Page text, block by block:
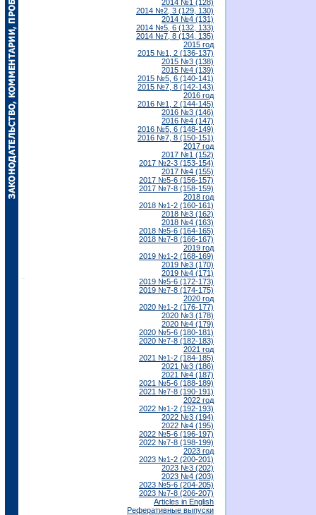
2014 №1 (128)
2014 №2, 3 (129, 130)
2014 №4 (131)
2014 №5, 6 (132, 133)
2014 №7, 8 (134, 135)
2015 год
2015 №1, 2 (136-137)
2015 №3 (138)
2015 №4 (139)
2015 №5, 6 (140-141)
2015 №7, 8 (142-143)
2016 год
2016 №1, 2 (144-145)
2016 №3 (146)
2016 №4 (147)
2016 №5, 6 (148-149)
2016 №7, 8 (150-151)
2017 год
2017 №1 (152)
2017 №2-3 (153-154)
2017 №4 (155)
2017 №5-6 (156-157)
2017 №7-8 (158-159)
2018 год
2018 №1-2 (160-161)
2018 №3 (162)
2018 №4 (163)
2018 №5-6 (164-165)
2018 №7-8 (166-167)
2019 год
2019 №1-2 (168-169)
2019 №3 (170)
2019 №4 (171)
2019 №5-6 (172-173)
2019 №7-8 (174-175)
2020 год
2020 №1-2 (176-177)
2020 №3 (178)
2020 №4 (179)
2020 №5-6 (180-181)
2020 №7-8 (182-183)
2021 год
2021 №1-2 (184-185)
2021 №3 (186)
2021 №4 (187)
2021 №5-6 (188-189)
2021 №7-8 (190-191)
2022 год
2022 №1-2 (192-193)
2022 №3 (194)
2022 №4 (195)
2022 №5-6 (196-197)
2022 №7-8 (198-199)
2023 год
2023 №1-2 (200-201)
2023 №3 (202)
2023 №4 (203)
2023 №5-6 (204-205)
2023 №7-8 (206-207)
Articles in English
Реферативные выпуски